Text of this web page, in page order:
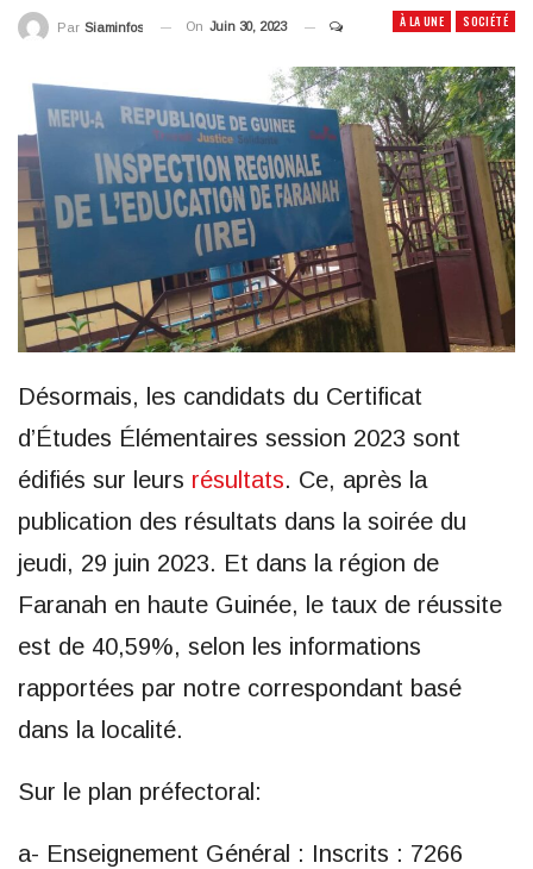
À LA UNE SOCIÉTÉ
Par Siaminfos On Juin 30, 2023
Désormais, les candidats du Certificat
d’Études Élémentaires session 2023 sont
édifiés sur leurs résultats. Ce, après la
publication des résultats dans la soirée du
jeudi, 29 juin 2023. Et dans la région de
Faranah en haute Guinée, le taux de réussite
est de 40,59%, selon les informations
rapportées par notre correspondant basé
dans la localité.
Sur le plan préfectoral:
a- Enseignement Général : Inscrits : 7266